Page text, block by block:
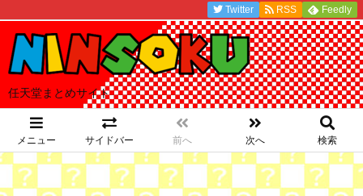
任天堂まとめサイト
メニュー サイドバー 前へ 次へ 検索
Twitter RSS Feedly